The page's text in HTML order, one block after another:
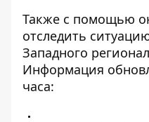
Также с помощью
отследить
Западного
Информация
часа: